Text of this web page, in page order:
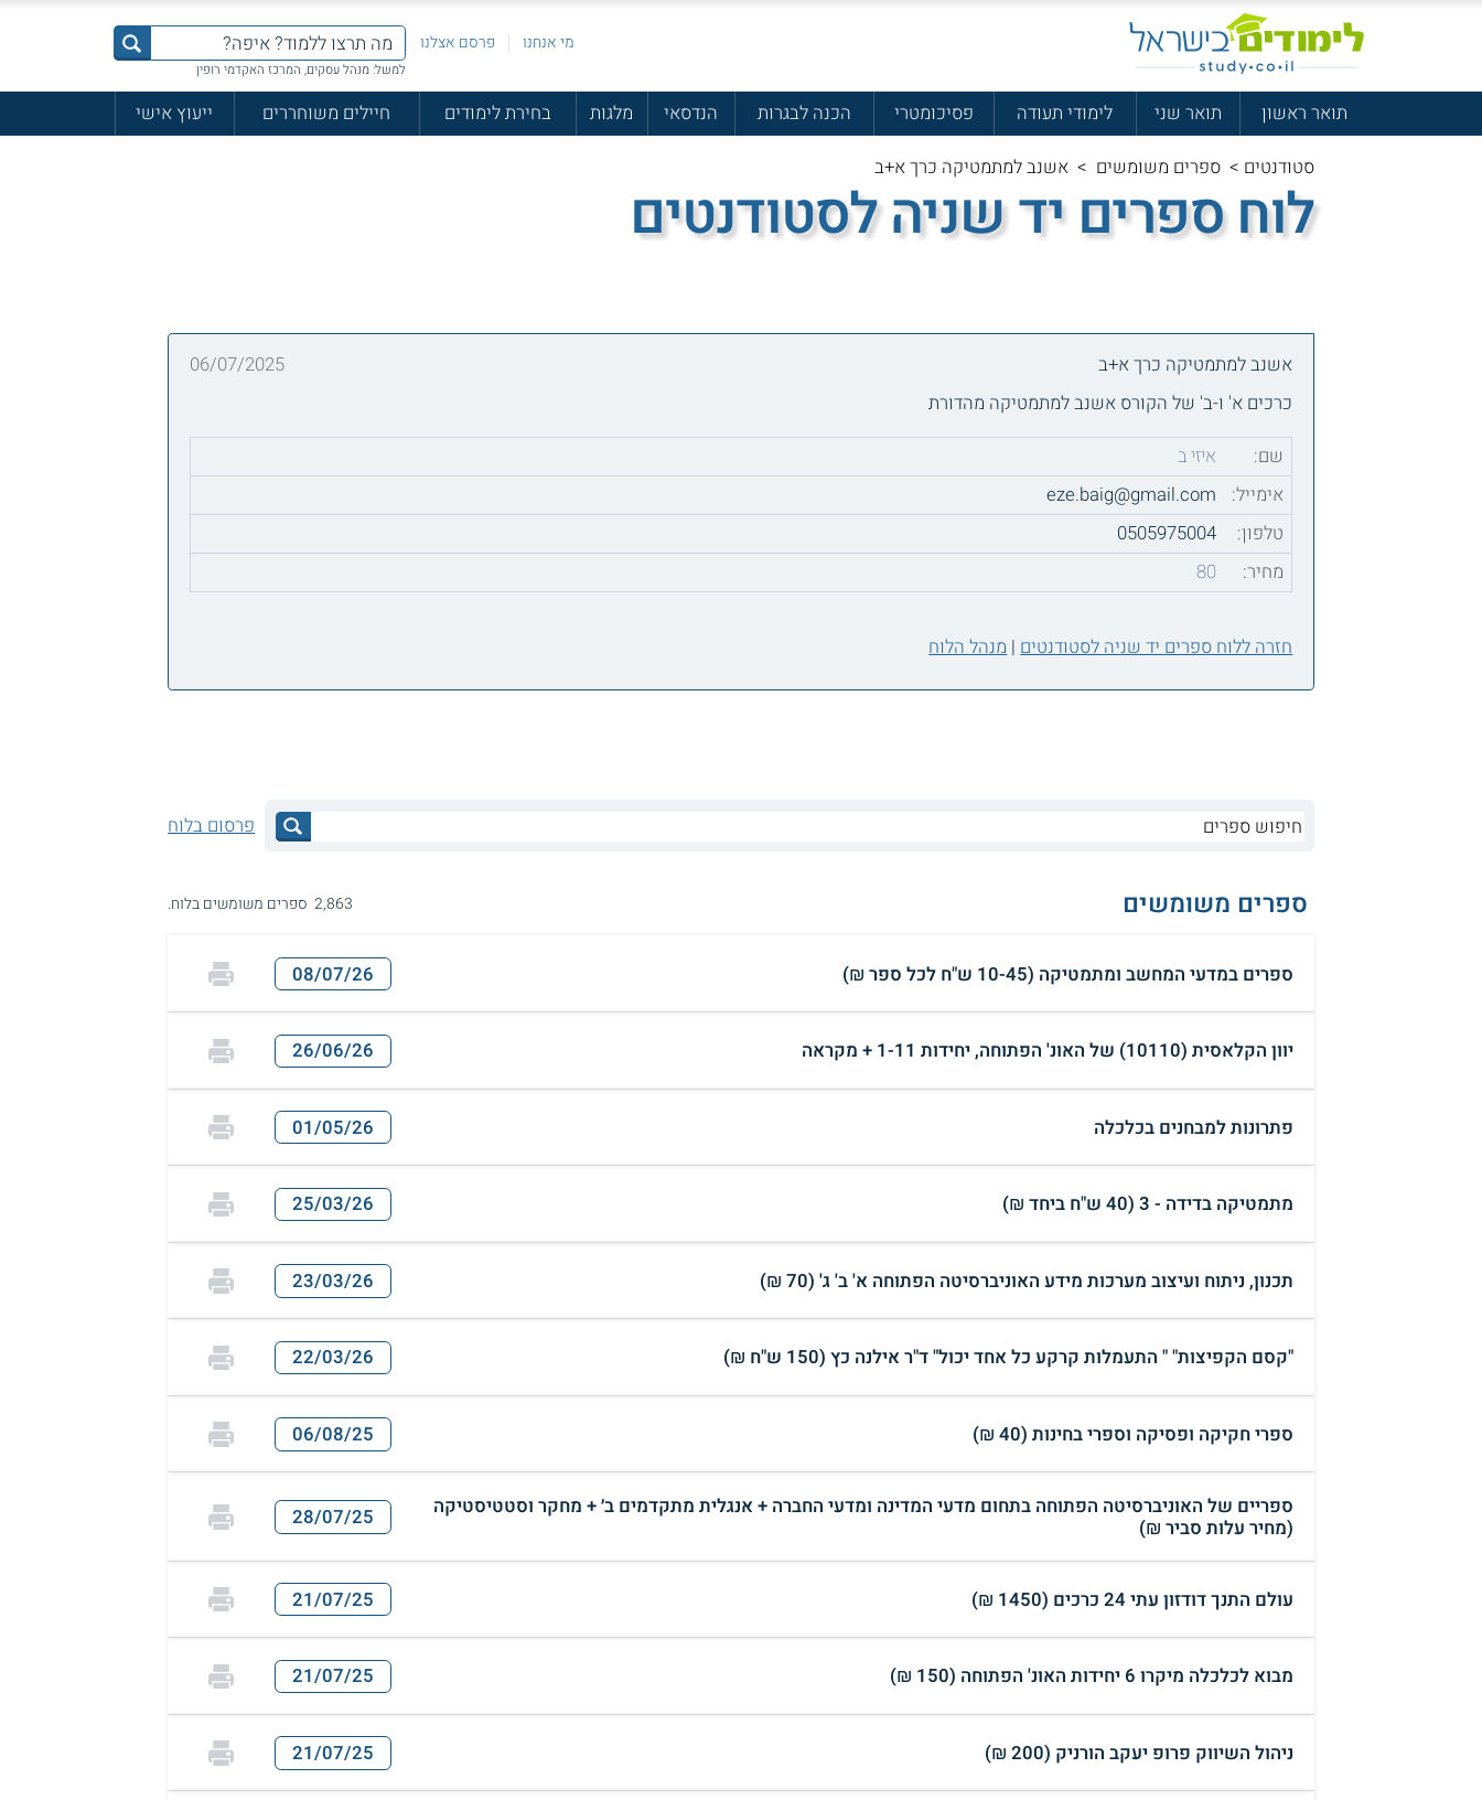
מי אנחנו פרסם אצלנו
למשל: מנהל עסקים, המרכז האקדמי רופין
תואר ראשון תואר שני לימודי תעודה פסיכומטרי הכנה לבגרות הנדסאי מלגות בחירת לימודים חיילים משוחררים
ייעוץ אישי
סטודנטים > ספרים משומשים > אשנב למתמטיקה כרך א+ב
לוח ספרים יד שניה לסטודנטים
אשנב למתמטיקה כרך א+ב
06/07/2025
כרכים א' ו-ב' של הקורס אשנב למתמטיקה מהדורת
שם:
איזי ב
אימייל:
eze.baig@gmail.com
טלפון:
0505975004
מחיר:
80
חזרה ללוח ספרים יד שניה לסטודנטים|מנהל הלוח
פרסום בלוח
ספרים משומשים 2,863 ספרים משומשים בלוח.
ספרים במדעי המחשב ומתמטיקה (10-45 ש"ח לכל ספר ₪) 08/07/26
יוון הקלאסית (10110) של האונ' הפתוחה, יחידות 1-11 + מקראה 26/06/26
פתרונות למבחנים בכלכלה 01/05/26
מתמטיקה בדידה - 3 (40 ש"ח ביחד ₪) 25/03/26
תכנון, ניתוח ועיצוב מערכות מידע האוניברסיטה הפתוחה א' ב' ג' (70 ₪) 23/03/26
"קסם הקפיצות" " התעמלות קרקע כל אחד יכול" ד"ר אילנה כץ (150 ש"ח ₪) 22/03/26
ספרי חקיקה ופסיקה וספרי בחינות (40 ₪) 06/08/25
ספריים של האוניברסיטה הפתוחה בתחום מדעי המדינה ומדעי החברה + אנגלית מתקדמים ב׳ + מחקר וסטטיסטיקה
(מחיר עלות סביר ₪)
28/07/25
עולם התנך דודזון עתי 24 כרכים (1450 ₪) 21/07/25
מבוא לכלכלה מיקרו 6 יחידות האונ' הפתוחה (150 ₪) 21/07/25
ניהול השיווק פרופ יעקב הורניק (200 ₪) 21/07/25